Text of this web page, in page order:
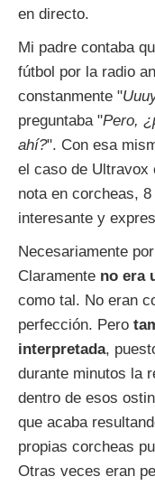
en directo.
Mi padre contaba
fútbol por la radio
constanmente "
preguntaba "Pero,
ahí?". Con esa
el caso de Ultravox
nota en corcheas,
interesante y
Necesariamente
Claramente no era
como tal. No eran
perfección. Pero
interpretada,
durante minutos la
dentro de esos
que acaba
propias corcheas
Otras veces eran